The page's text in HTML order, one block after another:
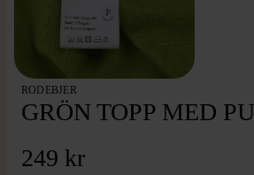
RODEBJER
GRÖN TOPP MED
249 kr